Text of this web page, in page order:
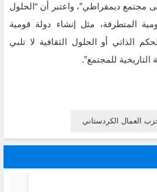
مجتمع ديمقراطي”، واعتبر أن “الحلول
المتطرفة، مثل إنشاء دولة قومية
الذاتي أو الحلول الثقافية لا تلبي
للمجتمع”.
العمال الكردستاني